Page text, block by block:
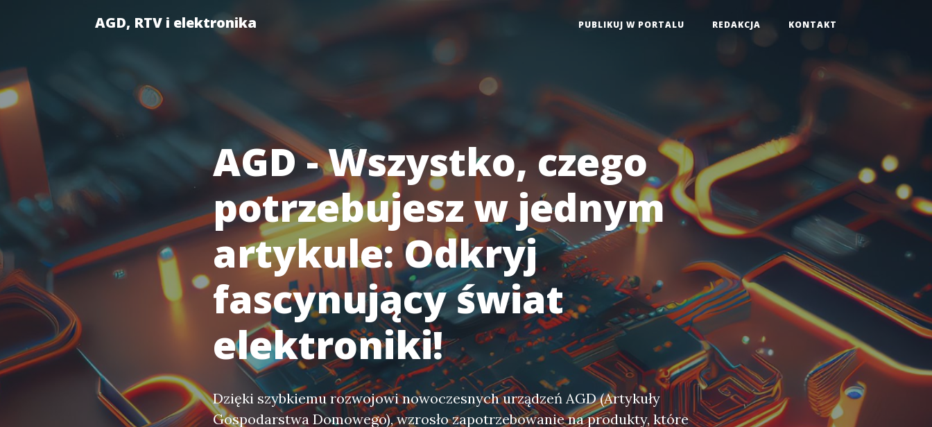
AGD, RTV i elektronika PUBLIKUJ W PORTALU REDAKCJA KONTAKT
AGD - Wszystko, czego
potrzebujesz w jednym
artykule: Odkryj
fascynujący świat
elektroniki!
Dzięki szybkiemu rozwojowi nowoczesnych urządzeń AGD (Artykuły
Gospodarstwa Domowego), wzrosło zapotrzebowanie na produkty, które